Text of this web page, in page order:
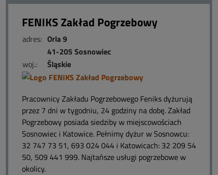
FENIKS Zakład Pogrzebowy
adres: Orla 9
41-205 Sosnowiec
woj.:
Śląskie
Pracownicy Zakładu Pogrzebowego Feniks dyżurują
przez 7 dni w tygodniu, 24 godziny na dobę. Zakład
Pogrzebowy posiada siedziby w miejscowościach
Sosnowiec i Katowice. Pełnimy dyżur w Sosnowcu:
32 747 73 51, 693 024 044 i Katowicach: 32 209 54
50, 509 441 999. Najtańsze usługi pogrzebowe w
okolicy.